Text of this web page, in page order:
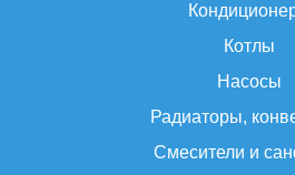
Котлы
Насосы
Радиаторы,
Смесители и